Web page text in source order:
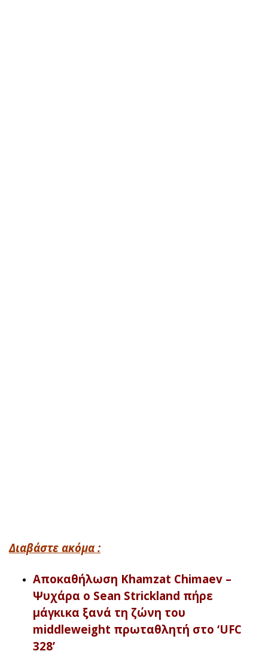
Διαβάστε ακόμα :
Αποκαθήλωση Khamzat Chimaev –
Ψυχάρα ο Sean Strickland πήρε
μάγκικα ξανά τη ζώνη του
middleweight πρωταθλητή στο ‘UFC
328’